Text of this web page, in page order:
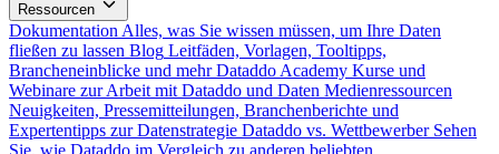
Ressourcen
Dokumentation Alles, was Sie wissen müssen, um Ihre Daten
fließen zu lassen Blog Leitfäden, Vorlagen, Tooltipps,
Brancheneinblicke und mehr Dataddo Academy Kurse und
Webinare zur Arbeit mit Dataddo und Daten Medienressourcen
Neuigkeiten, Pressemitteilungen, Branchenberichte und
Expertentipps zur Datenstrategie Dataddo vs. Wettbewerber Sehen
Sie, wie Dataddo im Vergleich zu anderen beliebten